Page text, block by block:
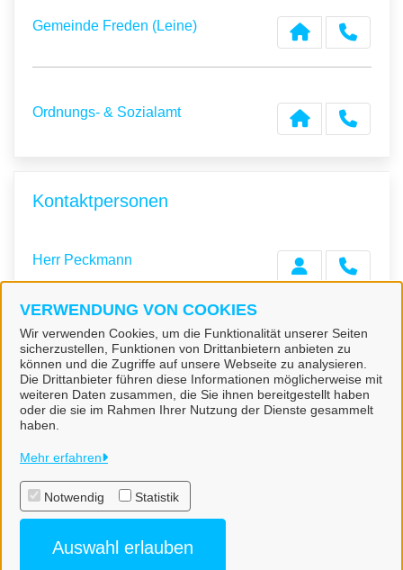
VERWENDUNG VON COOKIES
Wir verwenden Cookies, um die Funktionalität unserer Seiten
sicherzustellen, Funktionen von Drittanbietern anbieten zu
können und die Zugriffe auf unsere Webseite zu analysieren.
Die Drittanbieter führen diese Informationen möglicherweise mit
weiteren Daten zusammen, die Sie ihnen bereitgestellt haben
oder die sie im Rahmen Ihrer Nutzung der Dienste gesammelt
haben.
Mehr erfahren
Notwendig Statistik
Auswahl erlauben
Gemeinde Freden (Leine)
Ordnungs- & Sozialamt
Kontaktpersonen
Herr Peckmann
Herr Weidner
Gemeinde Freden (Leine)
Alle Rechte vorbehalten